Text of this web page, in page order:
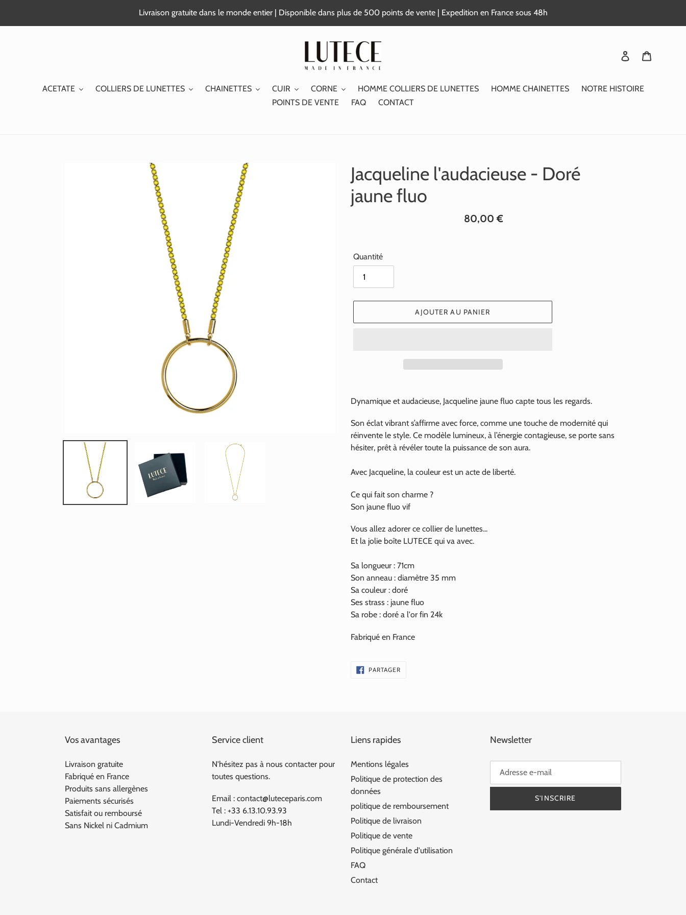
Livraison gratuite dans le monde entier | Disponible dans plus de 500 points de vente | Expedition en France sous 48h
Se connecter
ACETATE COLLIERS DE LUNETTES CHAINETTES CUIR CORNE HOMME COLLIERS DE LUNETTES HOMME CHAINETTES
NOTRE HISTOIRE
POINTS DE VENTE
FAQ CONTACT
Jacqueline l'audacieuse - Doré
jaune fluo
Prix
80,00 €
Quantité
AJOUTER AU PANIER
d'un
à
votre
panier
Dynamique et audacieuse, Jacqueline jaune fluo capte tous les regards.
Son éclat vibrant s’affirme avec force, comme une touche de modernité qui
réinvente le style. Ce modèle lumineux, à l’énergie contagieuse, se porte sans
hésiter, prêt à révéler toute la puissance de son aura.
Avec Jacqueline, la couleur est un acte de liberté.
Ce qui fait son charme ?
Son jaune fluo vif
Vous allez adorer ce collier de lunettes...
Et la jolie boîte LUTECE qui va avec.
Sa longueur : 71cm
Son anneau : diamètre 35 mm
Sa couleur : doré
Ses strass : jaune fluo
Sa robe : doré a l'or fin 24k
Fabriqué en France
PARTAGERPARTAGER
SUR
Vos avantages
Livraison gratuite
Fabriqué en France
Produits sans allergènes
Paiements sécurisés
Satisfait ou remboursé
Sans Nickel ni Cadmium
Service client
N'hésitez pas à nous contacter pour
toutes questions.
Email : contact@luteceparis.com
Tel : +33 6.13.10.93.93
Lundi-Vendredi 9h-18h
Liens rapides
Mentions légales
Politique de protection des
données
politique de remboursement
Politique de livraison
Politique de vente
Politique générale d'utilisation
FAQ
Contact
Newsletter
S'INSCRIRE